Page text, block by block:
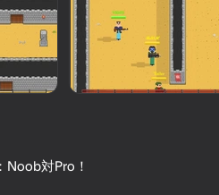
は横向きのみ
ています
Noob対Pro！